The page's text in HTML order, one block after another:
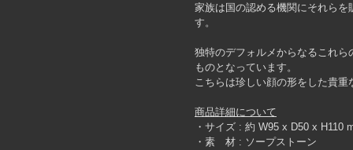
家族は国の認める機関にそれら
す。
独特のデフォルメからなるこれ
ものとなっています。
こちらは珍しい顔の形をした貴重
商品詳細について
・サイズ : 約 W95 x D50 x H110
・素 材 : ソープストーン